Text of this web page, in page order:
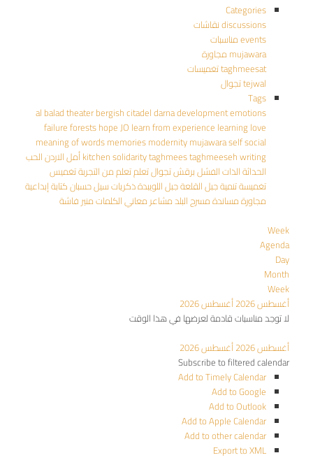
Categories
discussions نقاشات
events مناسبات
mujawara مجاورة
taghmeesat تغميسات
tejwal تجوال
Tags
al balad theaterbergishcitadeldarnadevelopmentemotions
failureforestshopeJO learn from experience learninglove
meaning of wordsmemoriesmodernitymujawaraselfsocial
kitchensolidaritytaghmeestaghmeesehwriting أملالاردنالحب
الحداثةالذاتالفشلبرقشتجوالتعلمتعلم من التجربةتغميس
تغميسةتنميةجبل القلعةجبل اللويبدةذكرياتسيل حسبانكتابة إبداعية
مجاورةمساندةمسرح البلدمشاعر معاني الكلماتمنير فاشة
Week
Agenda
Day
Month
Week
أغسطس 2026
أغسطس 2026
لا توجد مناسبات قادمة لعرضها في هذا الوقت
أغسطس 2026
أغسطس 2026
Subscribe to filtered calendar
Add to Timely Calendar
Add to Google
Add to Outlook
Add to Apple Calendar
Add to other calendar
Export to XML